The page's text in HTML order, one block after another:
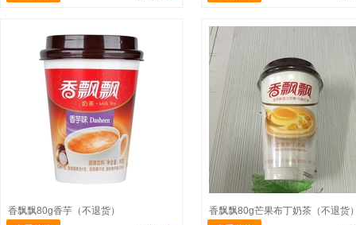
香飘飘80g香芋（不退货）
香飘飘80g芒果布丁奶茶（不退货